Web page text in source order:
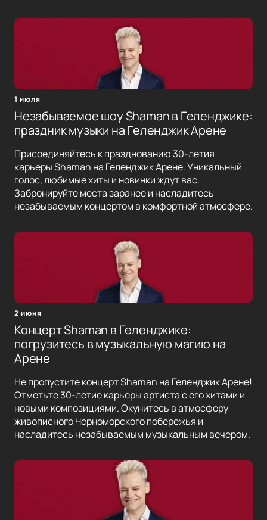
1 июля
Незабываемое шоу Shaman в Геленджике:
праздник музыки на Геленджик Арене
Присоединяйтесь к празднованию 30-летия
карьеры Shaman на Геленджик Арене. Уникальный
голос, любимые хиты и новинки ждут вас.
Забронируйте места заранее и насладитесь
незабываемым концертом в комфортной атмосфере.
2 июня
Концерт Shaman в Геленджике:
погрузитесь в музыкальную магию на
Арене
Не пропустите концерт Shaman на Геленджик Арене!
Отметьте 30-летие карьеры артиста с его хитами и
новыми композициями. Окунитесь в атмосферу
живописного Черноморского побережья и
насладитесь незабываемым музыкальным вечером.